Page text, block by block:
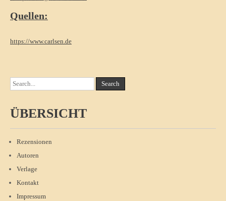
Quellen:
https://www.carlsen.de
ÜBERSICHT
Rezensionen
Autoren
Verlage
Kontakt
Impressum